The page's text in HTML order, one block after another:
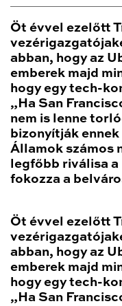
Öt évvel ezelőtt
abban, hogy az
emberek majd
hogy egy tech-
„Ha San
nem is lenne
bizonyítják
Államok számos
legfőbb riválisa
fokozza a
Öt évvel ezelőtt
abban, hogy az
emberek majd
hogy egy tech-
„Ha San